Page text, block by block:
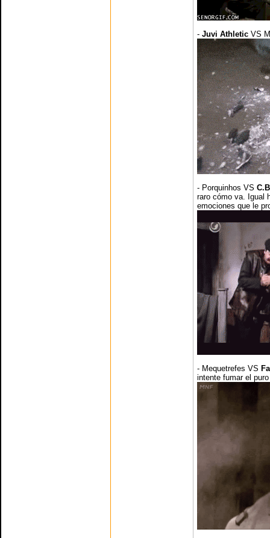
- Juvi Athletic VS
- Porquinhos VS
raro cómo va. Igual
emociones que le
- Mequetrefes VS
intente fumar el